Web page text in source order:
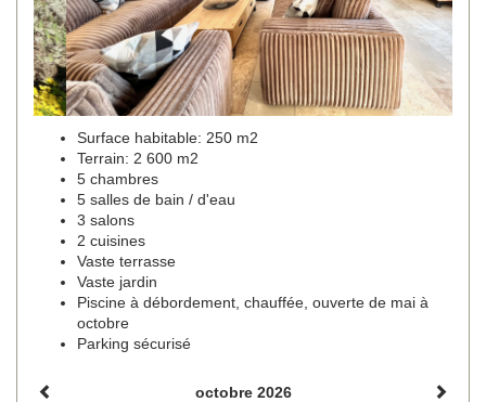
Surface habitable: 250 m2
Terrain: 2 600 m2
5 chambres
5 salles de bain / d'eau
3 salons
2 cuisines
Vaste terrasse
Vaste jardin
Piscine à débordement, chauffée, ouverte de mai à
octobre
Parking sécurisé
octobre 2026